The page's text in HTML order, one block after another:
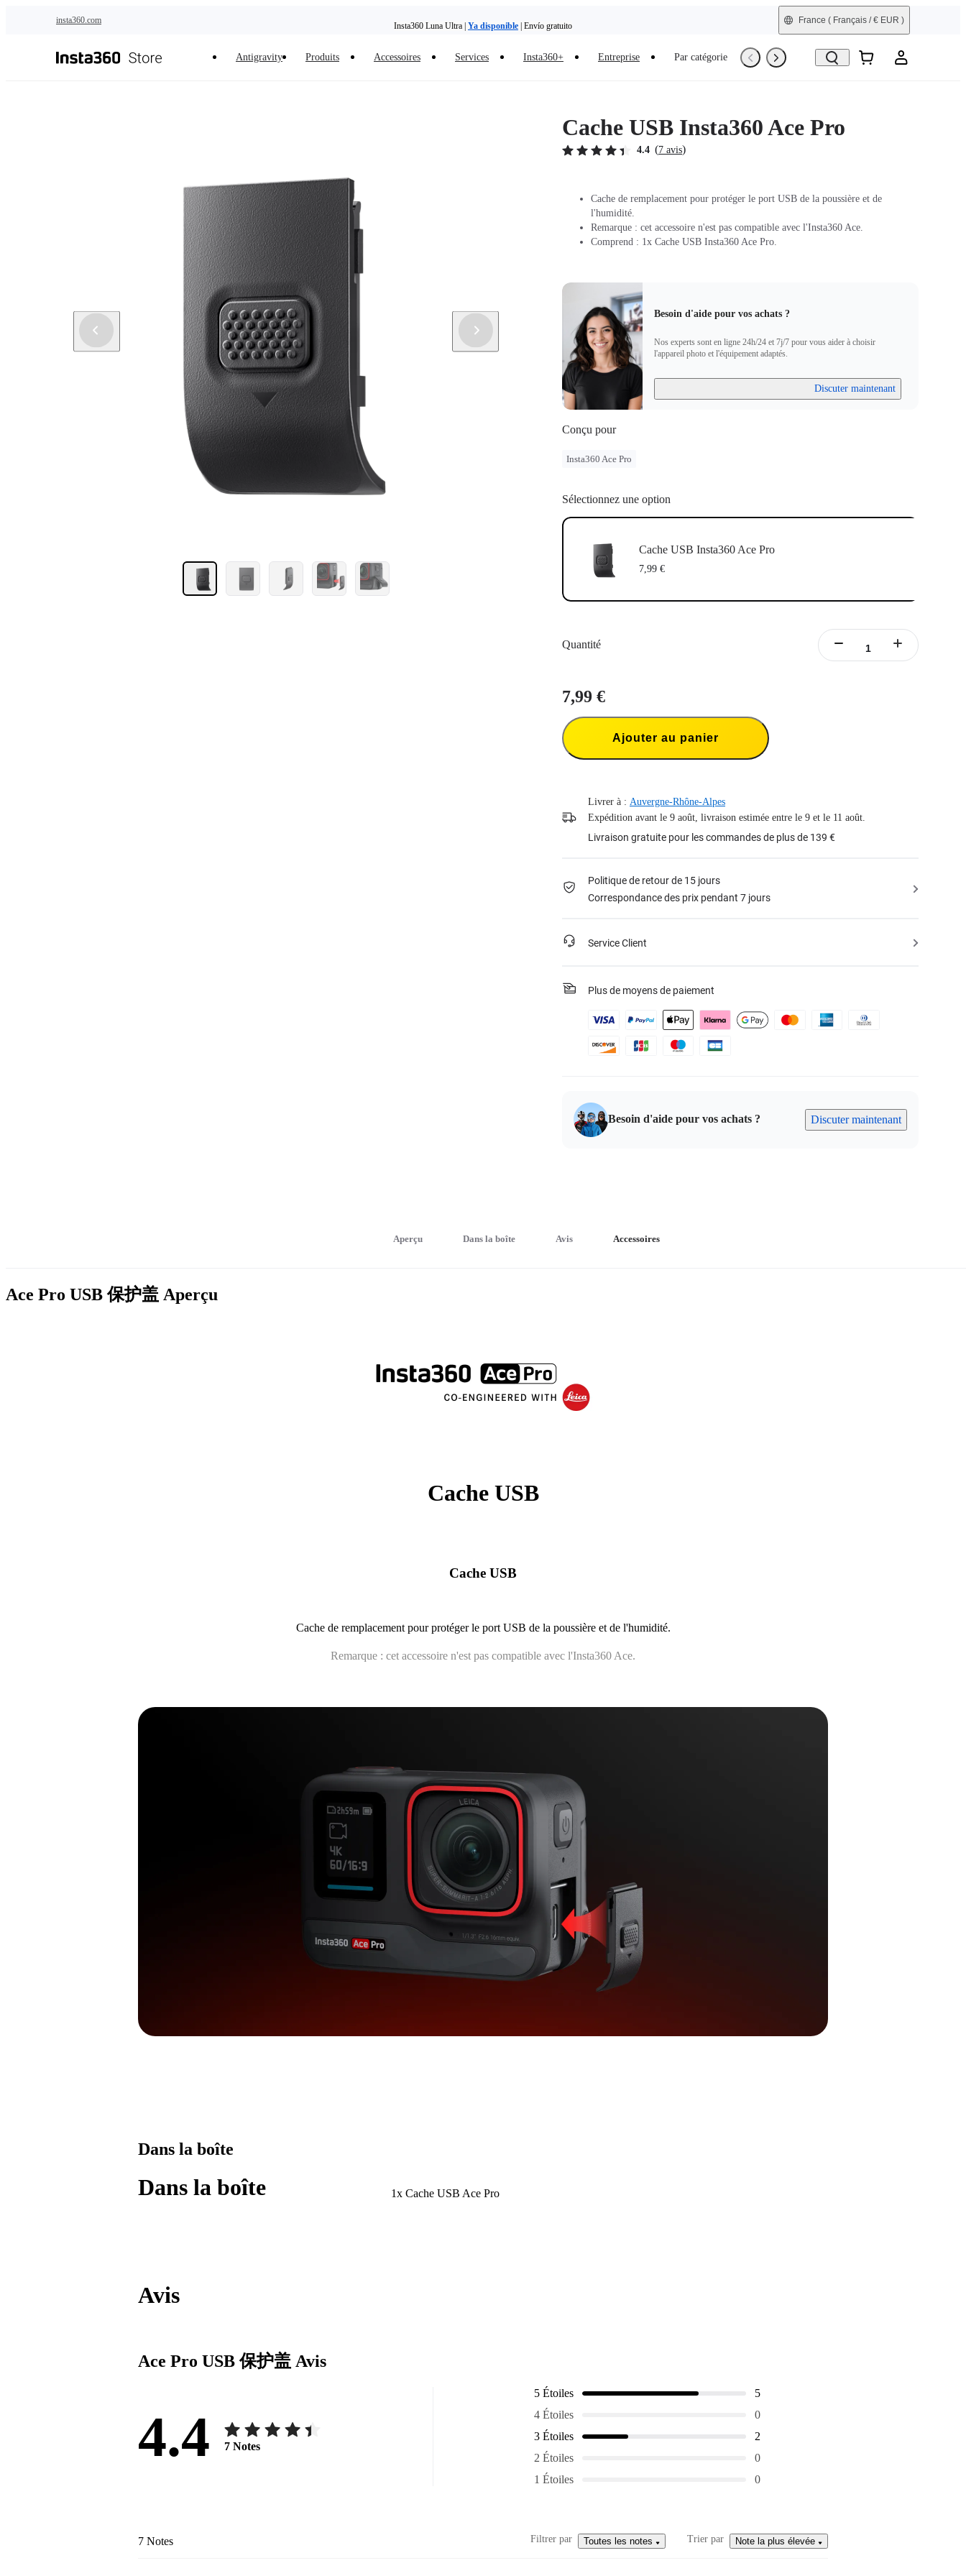
insta360.com
Insta360 Luna Ultra | Ya disponible | Envío gratuito
France ( Français / € EUR )
Antigravity Produits Accessoires Services Insta360+ Entreprise Par catégorie Trade-In Reconditionné
Cache USB Insta360 Ace Pro
4.4 (7 avis)
Cache de remplacement pour protéger le port USB de la poussière et de
l'humidité.
Remarque : cet accessoire n'est pas compatible avec l'Insta360 Ace.
Comprend : 1x Cache USB Insta360 Ace Pro.
Besoin d'aide pour vos achats ?
Nos experts sont en ligne 24h/24 et 7j/7 pour vous aider à choisir
l'appareil photo et l'équipement adaptés.
Discuter maintenant
Conçu pour
Insta360 Ace Pro
Sélectionnez une option
Cache USB Insta360 Ace Pro
7,99 €
Quantité
7,99 €
Ajouter au panier
Livrer à : Auvergne-Rhône-Alpes
Expédition avant le 9 août, livraison estimée entre le 9 et le 11 août.
Livraison gratuite pour les commandes de plus de 139 €
Politique de retour de 15 jours
Correspondance des prix pendant 7 jours
Service Client
Plus de moyens de paiement
Besoin d'aide pour vos achats ? Discuter maintenant
Aperçu Dans la boîte Avis Accessoires
Ace Pro USB 保护盖 Aperçu
Cache USB
Cache USB
Cache de remplacement pour protéger le port USB de la poussière et de l'humidité.
Remarque : cet accessoire n'est pas compatible avec l'Insta360 Ace.
Dans la boîte
Dans la boîte 1x Cache USB Ace Pro
Avis
Ace Pro USB 保护盖 Avis
4.4 7 Notes
5 Étoiles
5
4 Étoiles
0
3 Étoiles
2
2 Étoiles
0
1 Étoiles
0
7 Notes Filtrer par Toutes les notes Trier par Note la plus élevée